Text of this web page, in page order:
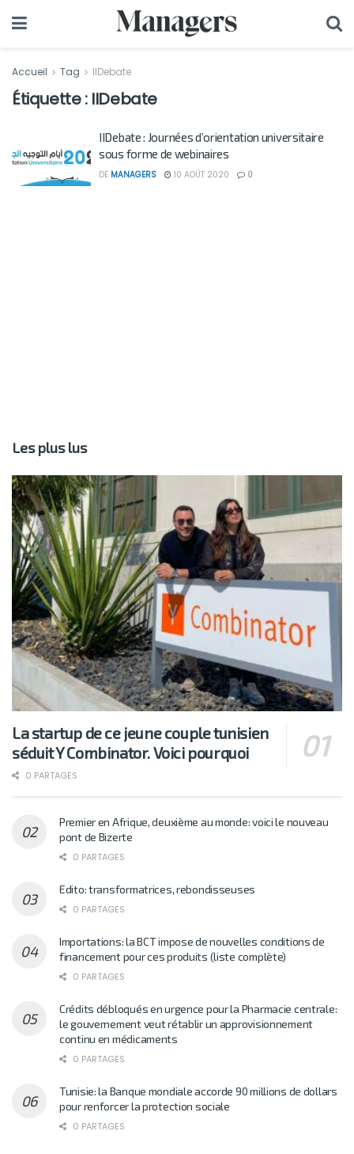
Accueil Tag IIDebate
Étiquette : IIDebate
IIDebate : Journées d’orientation universitaire
sous forme de webinaires
DE MANAGERS 10 AOÛT 2020 0
Les plus lus
La startup de ce jeune couple tunisien
séduit Y Combinator. Voici pourquoi
0 PARTAGES
Premier en Afrique, deuxième au monde: voici le nouveau
pont de Bizerte
0 PARTAGES
Edito: transformatrices, rebondisseuses
0 PARTAGES
Importations: la BCT impose de nouvelles conditions de
financement pour ces produits (liste complète)
0 PARTAGES
Crédits débloqués en urgence pour la Pharmacie centrale:
le gouvernement veut rétablir un approvisionnement
continu en médicaments
0 PARTAGES
Tunisie: la Banque mondiale accorde 90 millions de dollars
pour renforcer la protection sociale
0 PARTAGES